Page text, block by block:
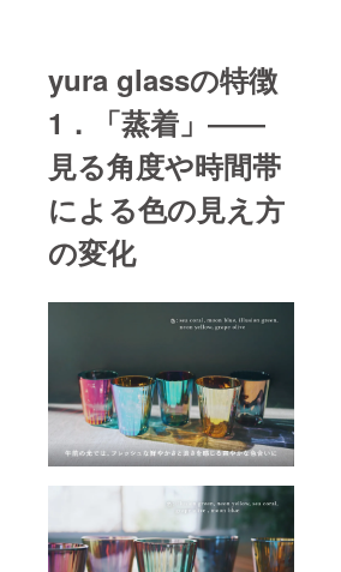
yura glassの特徴
1．「蒸着」――
見る角度や時間帯
による色の見え方
の変化